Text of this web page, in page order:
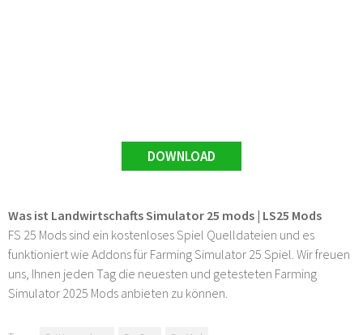
DOWNLOAD
Was ist Landwirtschafts Simulator 25 mods | LS25 Mods
FS 25 Mods sind ein kostenloses Spiel Quelldateien und es
funktioniert wie Addons für Farming Simulator 25 Spiel. Wir freuen
uns, Ihnen jeden Tag die neuesten und getesteten Farming
Simulator 2025 Mods anbieten zu können.